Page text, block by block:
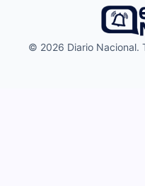
© 2026 Diario Nacional.